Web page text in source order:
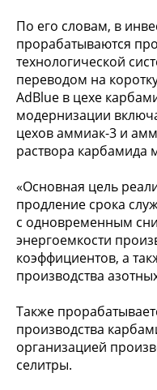
По его словам, в
прорабатываются
технологической
переводом на
AdBlue в цехе
модернизации
цехов аммиак-3 и
раствора карбамида
«Основная цель
продление срока
с одновременным
энергоемкости
коэффициентов, а
производства
Также
производства
организацией
селитры.